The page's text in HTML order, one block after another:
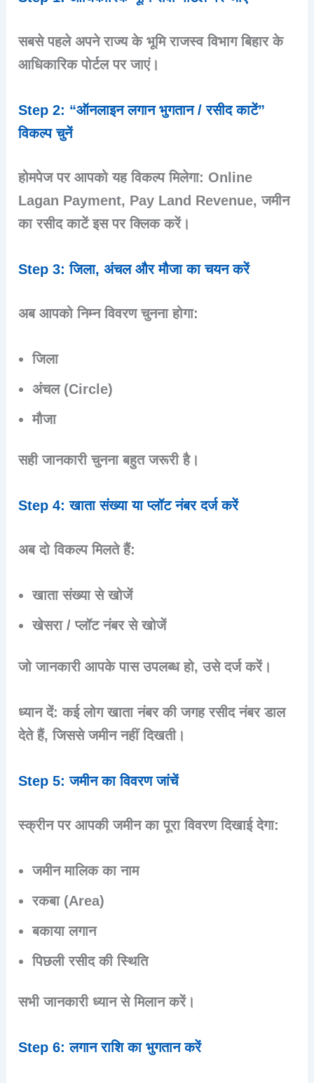
सबसे पहले अपने राज्य के भूमि राजस्व विभाग बिहार के
आधिकारिक पोर्टल पर जाएं।
Step 2: “ऑनलाइन लगान भुगतान / रसीद काटें”
विकल्प चुनें
होमपेज पर आपको यह विकल्प मिलेगा: Online
Lagan Payment, Pay Land Revenue, जमीन
का रसीद काटें इस पर क्लिक करें।
Step 3: जिला, अंचल और मौजा का चयन करें
अब आपको निम्न विवरण चुनना होगा:
जिला
अंचल (Circle)
मौजा
सही जानकारी चुनना बहुत जरूरी है।
Step 4: खाता संख्या या प्लॉट नंबर दर्ज करें
अब दो विकल्प मिलते हैं:
खाता संख्या से खोजें
खेसरा / प्लॉट नंबर से खोजें
जो जानकारी आपके पास उपलब्ध हो, उसे दर्ज करें।
ध्यान दें: कई लोग खाता नंबर की जगह रसीद नंबर डाल
देते हैं, जिससे जमीन नहीं दिखती।
Step 5: जमीन का विवरण जांचें
स्क्रीन पर आपकी जमीन का पूरा विवरण दिखाई देगा:
जमीन मालिक का नाम
रकबा (Area)
बकाया लगान
पिछली रसीद की स्थिति
सभी जानकारी ध्यान से मिलान करें।
Step 6: लगान राशि का भुगतान करें